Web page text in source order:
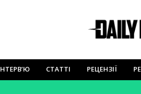
СТАТТІ РЕЦЕНЗІЇ